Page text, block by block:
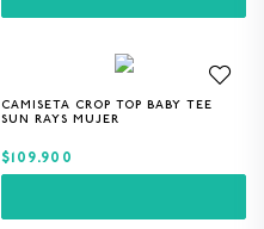
CAMISETA CROP TOP BABY TEE
SUN RAYS MUJER
XS S M L
$109.900